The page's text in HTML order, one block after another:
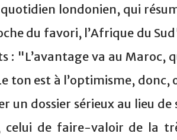
londonien, qui
du favori, l’Afrique du
: "L’avantage va au Maroc,
ton est à l’optimisme, donc,
un dossier sérieux au lieu de
celui de faire-valoir de la